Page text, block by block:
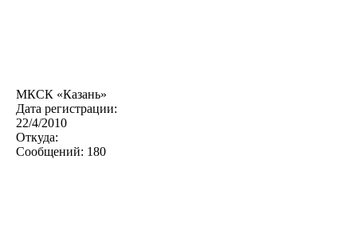
МКСК «Казань»
Дата регистрации:
22/4/2010
Откуда:
Сообщений: 180